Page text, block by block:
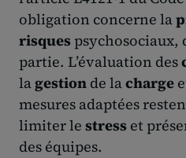
obligation concerne la
risques
partie. L’évaluation des
lagestion de lacharge
mesures adaptées
limiter le stress et
des équipes.